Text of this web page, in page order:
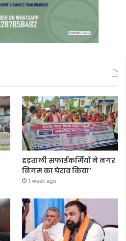
हड़ताली सफाईकर्मियों ने नगर
निगम का घेराव किया’
1 week ago